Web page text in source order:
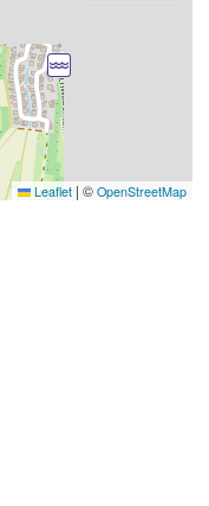
Leaflet | © OpenStreetMap